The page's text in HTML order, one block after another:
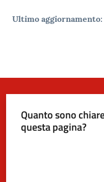
Ultimo aggiornamento:
Quanto sono
questa pagina?